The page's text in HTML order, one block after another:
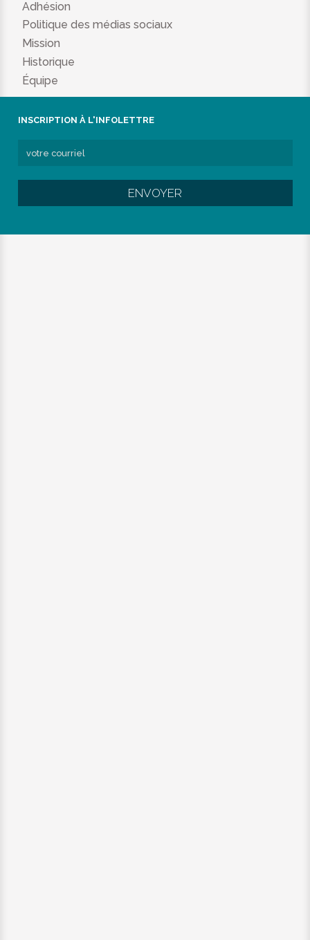
Adhésion
Politique des médias sociaux
Mission
Historique
Équipe
INSCRIPTION À L'INFOLETTRE
ENVOYER